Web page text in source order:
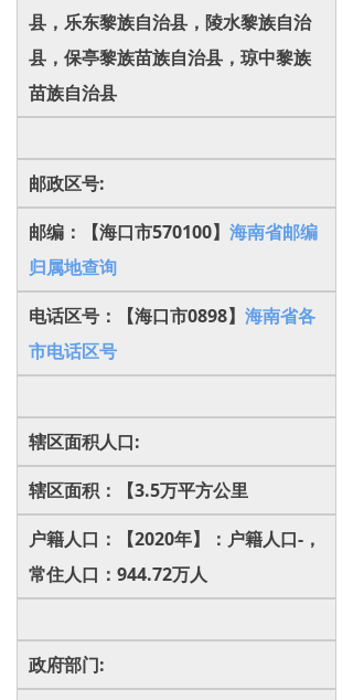
县，乐东黎族自治县，陵水黎族自治
县，保亭黎族苗族自治县，琼中黎族
苗族自治县
邮政区号:
邮编：【海口市570100】 海南省邮编
归属地查询
电话区号：【海口市0898】 海南省各
市电话区号
辖区面积人口:
辖区面积：【3.5万平方公里
户籍人口：【2020年】：户籍人口-，
常住人口：944.72万人
政府部门: